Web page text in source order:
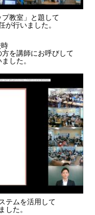
教室」と題して
行いました。
を講師にお呼びして
した。
テムを活用して
した。